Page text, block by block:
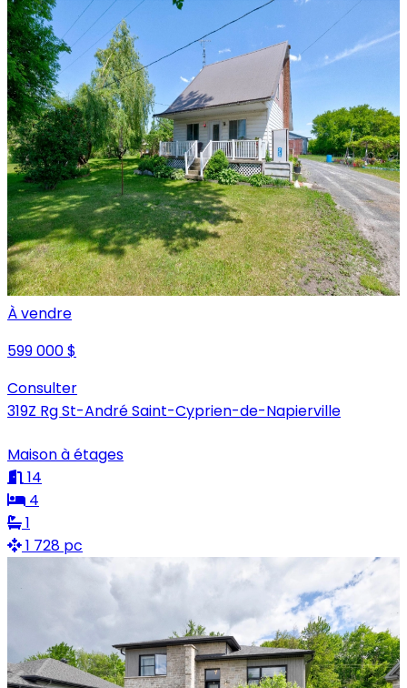
À vendre
599 000 $
Consulter
319Z Rg St-André Saint-Cyprien-de-Napierville
Maison à étages
14
4
1
1 728 pc